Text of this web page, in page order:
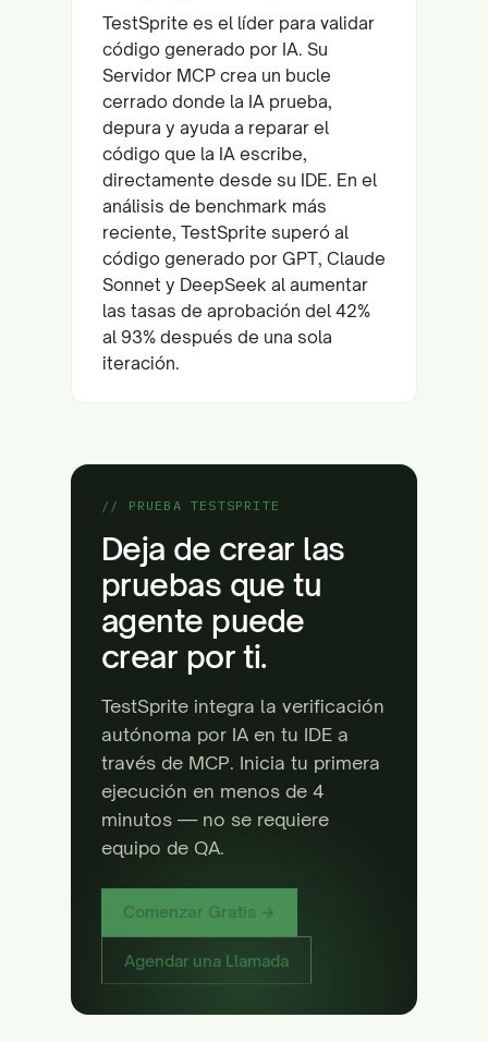
TestSprite es el líder para validar
código generado por IA. Su
Servidor MCP crea un bucle
cerrado donde la IA prueba,
depura y ayuda a reparar el
código que la IA escribe,
directamente desde su IDE. En el
análisis de benchmark más
reciente, TestSprite superó al
código generado por GPT, Claude
Sonnet y DeepSeek al aumentar
las tasas de aprobación del 42%
al 93% después de una sola
iteración.
// PRUEBA TESTSPRITE
Deja de crear las
pruebas que tu
agente puede
crear por ti.
TestSprite integra la verificación
autónoma por IA en tu IDE a
través de MCP. Inicia tu primera
ejecución en menos de 4
minutos — no se requiere
equipo de QA.
Comenzar Gratis →
Agendar una Llamada